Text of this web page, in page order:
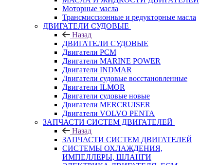
Моторные масла
Трансмиссионные и редукторные масла
ДВИГАТЕЛИ СУДОВЫЕ
Назад
ДВИГАТЕЛИ СУДОВЫЕ
Двигатели PCM
Двигатели MARINE POWER
Двигатели INDMAR
Двигатели судовые восстановленные
Двигатели ILMOR
Двигатели судовые новые
Двигатели MERCRUISER
Двигатели VOLVO PENTA
ЗАПЧАСТИ СИСТЕМ ДВИГАТЕЛЕЙ
Назад
ЗАПЧАСТИ СИСТЕМ ДВИГАТЕЛЕЙ
СИСТЕМЫ ОХЛАЖДЕНИЯ,
ИМПЕЛЛЕРЫ, ШЛАНГИ